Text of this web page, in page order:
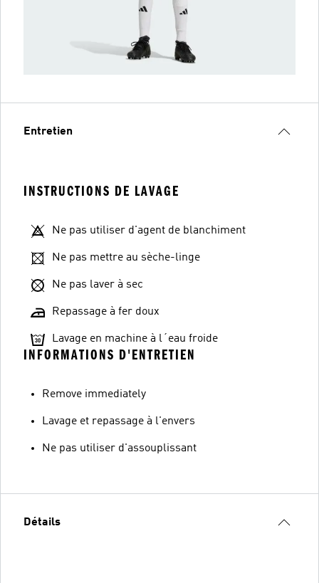
Entretien
INSTRUCTIONS DE LAVAGE
Ne pas utiliser d'agent de blanchiment
Ne pas mettre au sèche-linge
Ne pas laver à sec
Repassage à fer doux
Lavage en machine à l´eau froide
INFORMATIONS D'ENTRETIEN
Remove immediately
Lavage et repassage à l'envers
Ne pas utiliser d'assouplissant
Détails